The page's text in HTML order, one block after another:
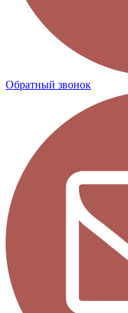
Обратный звонок